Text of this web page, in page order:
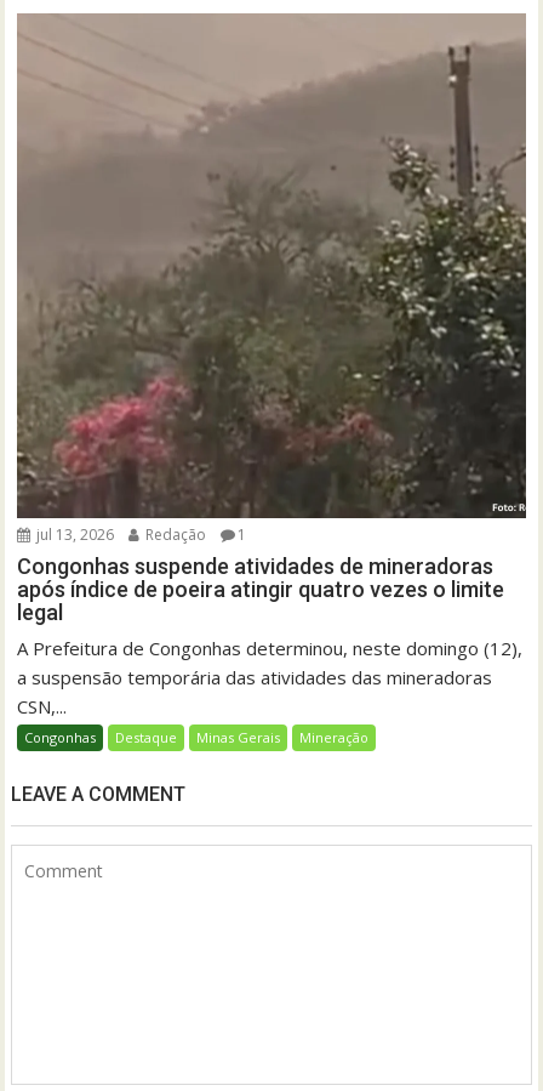
jul 13, 2026 Redação 1
Congonhas suspende atividades de mineradoras
após índice de poeira atingir quatro vezes o limite
legal
A Prefeitura de Congonhas determinou, neste domingo (12),
a suspensão temporária das atividades das mineradoras
CSN,...
Congonhas Destaque Minas Gerais Mineração
LEAVE A COMMENT